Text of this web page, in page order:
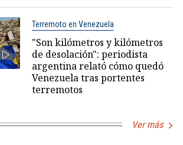
Terremoto en Venezuela
"Son kilómetros y kilómetros
de desolación": periodista
argentina relató cómo quedó
Venezuela tras portentes
terremotos
Ver más